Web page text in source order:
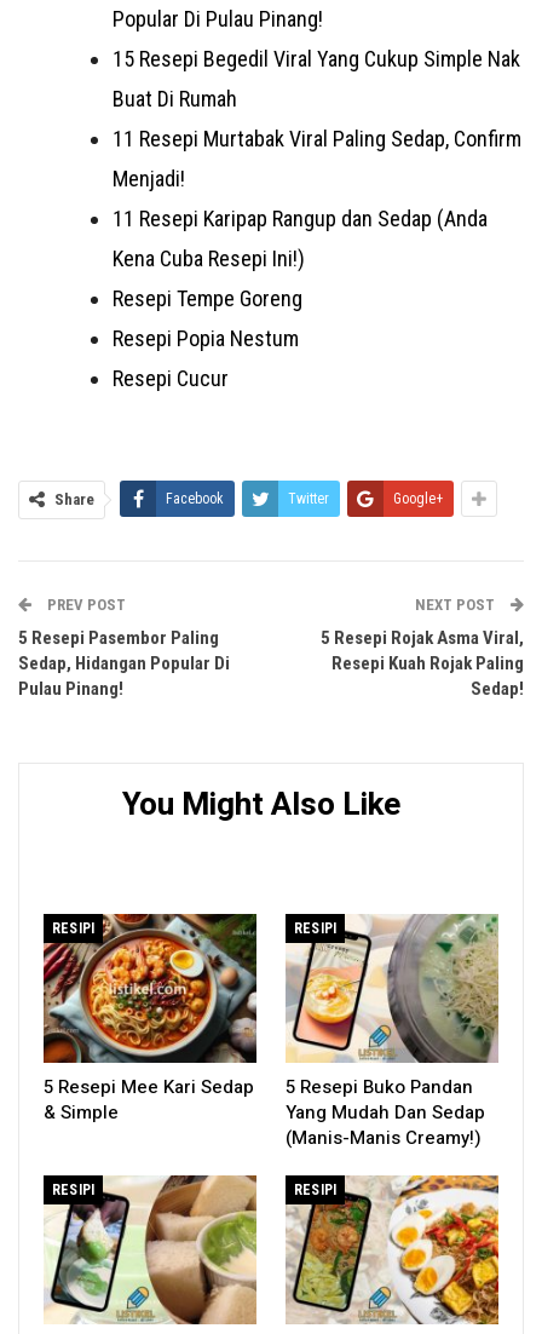
Popular Di Pulau Pinang!
15 Resepi Begedil Viral Yang Cukup Simple Nak
Buat Di Rumah
11 Resepi Murtabak Viral Paling Sedap, Confirm
Menjadi!
11 Resepi Karipap Rangup dan Sedap (Anda
Kena Cuba Resepi Ini!)
Resepi Tempe Goreng
Resepi Popia Nestum
Resepi Cucur
Share Facebook Twitter Google+
PREV POST
5 Resepi Pasembor Paling
Sedap, Hidangan Popular Di
Pulau Pinang!
NEXT POST
5 Resepi Rojak Asma Viral,
Resepi Kuah Rojak Paling
Sedap!
You Might Also Like
RESIPI
5 Resepi Mee Kari Sedap
& Simple
RESIPI
5 Resepi Buko Pandan
Yang Mudah Dan Sedap
(Manis-Manis Creamy!)
RESIPI RESIPI